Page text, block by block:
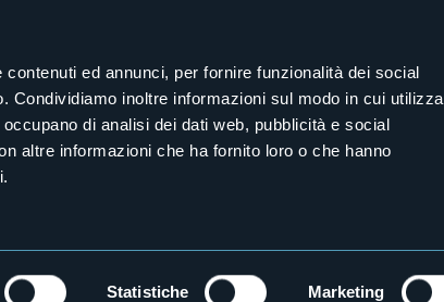
ed annunci, per fornire funzionalità dei social
Condividiamo inoltre informazioni sul modo in cui utilizza
di analisi dei dati web, pubblicità e social
altre informazioni che ha fornito loro o che hanno
Statistiche Marketing
Seguici sui nostri canali social